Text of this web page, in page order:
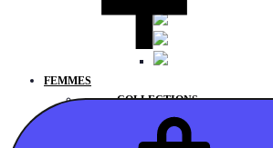
FEMMES
COLLECTIONS
Fitness
Gravity